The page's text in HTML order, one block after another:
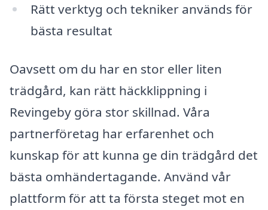
Rätt verktyg och tekniker används för
bästa resultat
Oavsett om du har en stor eller liten
trädgård, kan rätt häckklippning i
Revingeby göra stor skillnad. Våra
partnerföretag har erfarenhet och
kunskap för att kunna ge din trädgård det
bästa omhändertagande. Använd vår
plattform för att ta första steget mot en